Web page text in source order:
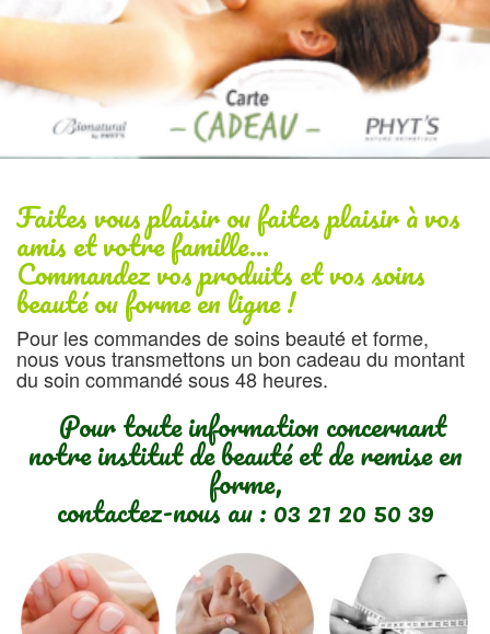
Faites vous plaisir ou faites plaisir à vos
amis et votre famille…
Commandez vos produits et vos soins
beauté ou forme en ligne !
Pour les commandes de soins beauté et forme,
nous vous transmettons un bon cadeau du montant
du soin commandé sous 48 heures.
Pour toute information concernant
notre institut de beauté et de remise en
forme,
contactez-nous au :03 21 20 50 39